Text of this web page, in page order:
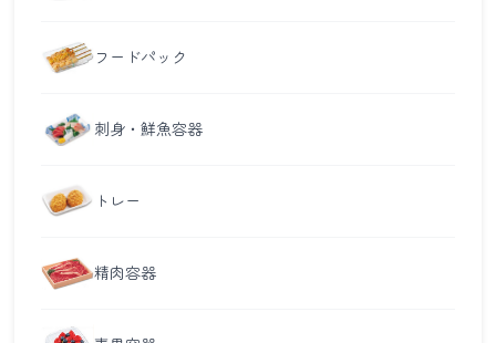
フードパック
刺身・鮮魚容器
トレー
精肉容器